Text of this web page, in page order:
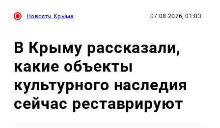
Новости Крыма 07.08.2026, 01:03
В Крыму рассказали,
какие объекты
культурного наследия
сейчас реставрируют